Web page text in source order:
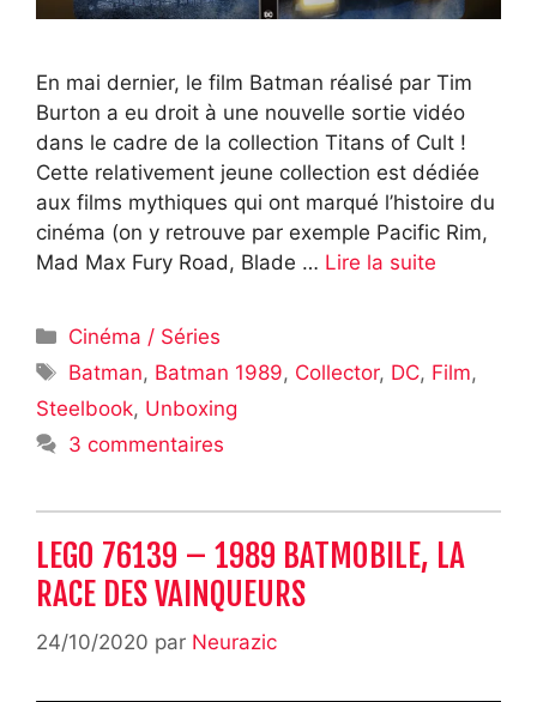
En mai dernier, le film Batman réalisé par Tim
Burton a eu droit à une nouvelle sortie vidéo
dans le cadre de la collection Titans of Cult !
Cette relativement jeune collection est dédiée
aux films mythiques qui ont marqué l’histoire du
cinéma (on y retrouve par exemple Pacific Rim,
Mad Max Fury Road, Blade … Lire la suite
Catégories
Cinéma / Séries
Étiquettes
Batman, Batman 1989, Collector, DC, Film,
Steelbook, Unboxing
3 commentaires
LEGO 76139 – 1989 BATMOBILE, LA
RACE DES VAINQUEURS
24/10/2020 par Neurazic